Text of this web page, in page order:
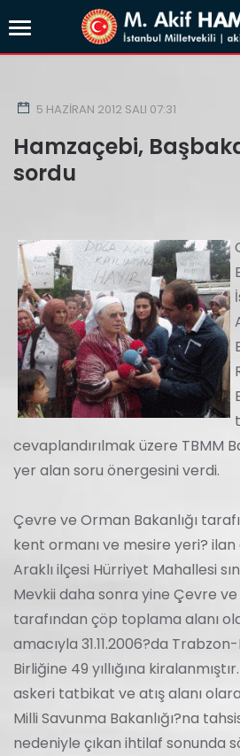
5 HAZIRAN 2012 SALI 07:31
Hamzaçebi,
sordu
cevaplandırılmak üzere TBMM
yer alan soru önergesini verdi.
Çevre ve Orman Bakanlığı
kent ormanı ve mesire yeri?
Araklı ilçesi Hürriyet Mahallesi
Mevkii daha sonra yine Çevre ve
tarafından çöp toplama alanı
amacıyla 31.11.2006?da Trabzon-
Birliğine 49 yıllığına
askeri tatbikat ve atış alanı
Milli Savunma Bakanlığı?na
nedeniyle çıkan ihtilaf sonunda